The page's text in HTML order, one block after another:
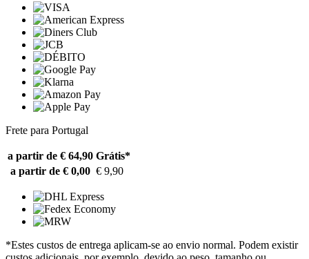
Frete para Portugal
a partir de € 64,90 Grátis*
a partir de € 0,00 € 9,90
*Estes custos de entrega aplicam-se ao envio normal. Podem existir